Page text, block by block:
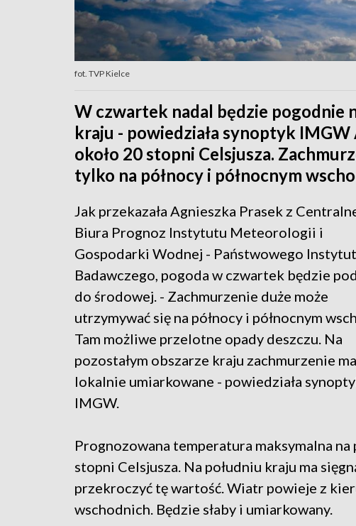
fot. TVP Kielce
W czwartek nadal będzie pogodnie
kraju - powiedziała synoptyk
około 20 stopni Celsjusza.
tylko na północy i północnym
Jak przekazała Agnieszka Prasek z
Biura Prognoz Instytutu Meteorologii i
Gospodarki Wodnej - Państwowego
Badawczego, pogoda w czwartek będzie
do środowej. - Zachmurzenie duże może
utrzymywać się na północy i północnym
Tam możliwe przelotne opady deszczu. Na
pozostałym obszarze kraju zachmurzenie
lokalnie umiarkowane - powiedziała
IMGW.
Prognozowana temperatura maksymalna
stopni Celsjusza. Na południu kraju ma
przekroczyć tę wartość. Wiatr powieje z
wschodnich. Będzie słaby i umiarkowany.